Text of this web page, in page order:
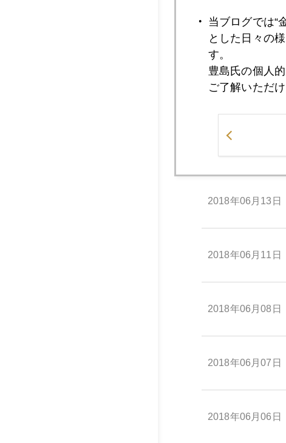
2018年06月15日
2018年06月14日
2018年06月13日
2018年06月11日
2018年06月08日
2018年06月07日
2018年06月06日
当ブログでは“
とした日々の
す。
豊島氏の個人
ご了解いただ